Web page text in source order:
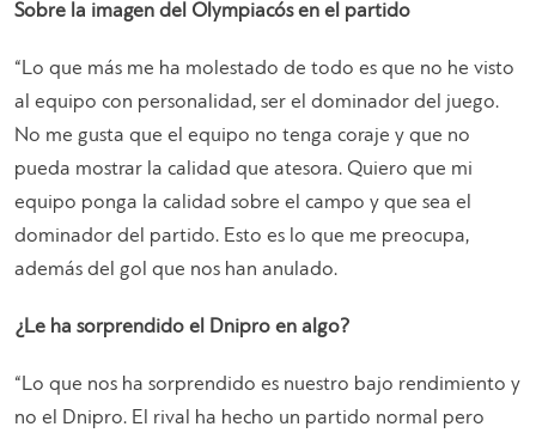
Sobre la imagen del Olympiacós en el partido
“Lo que más me ha molestado de todo es que no he visto
al equipo con personalidad, ser el dominador del juego.
No me gusta que el equipo no tenga coraje y que no
pueda mostrar la calidad que atesora. Quiero que mi
equipo ponga la calidad sobre el campo y que sea el
dominador del partido. Esto es lo que me preocupa,
además del gol que nos han anulado.
¿Le ha sorprendido el Dnipro en algo?
“Lo que nos ha sorprendido es nuestro bajo rendimiento y
no el Dnipro. El rival ha hecho un partido normal pero